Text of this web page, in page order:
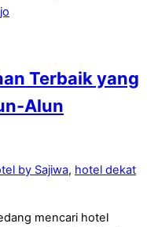
Terbaik yang
Alun
by Sajiwa, hotel dekat
mencari hotel